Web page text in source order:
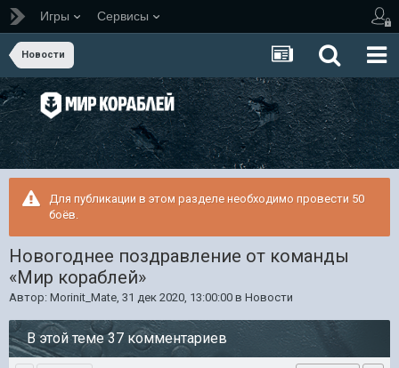
Игры Сервисы
Новости
Для публикации в этом разделе необходимо провести 50
боёв.
Новогоднее поздравление от команды
«Мир кораблей»
Автор: Morinit_Mate, 31 дек 2020, 13:00:00 в Новости
В этой теме 37 комментариев